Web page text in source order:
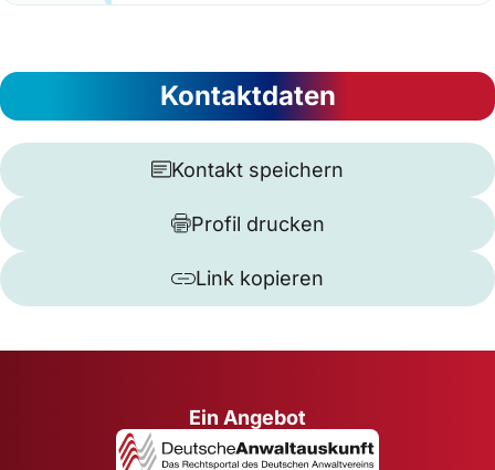
Kontaktdaten
Kontakt speichern
Profil drucken
Link kopieren
Ein Angebot